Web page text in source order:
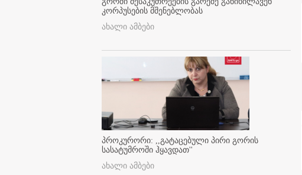
კორპუსების მშენებლობას
ახალი ამბები
პროკურორი: ,,გატაცებული პირი გორის
სასატუმროში ჰყავდათ''
ახალი ამბები